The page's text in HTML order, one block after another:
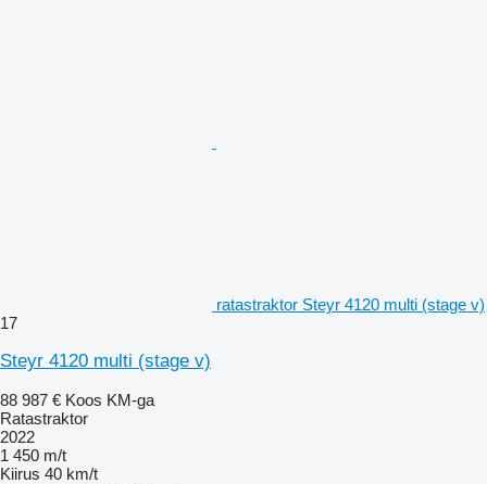
ratastraktor Steyr 4120 multi (stage v)
17
Steyr 4120 multi (stage v)
88 987 € Koos KM-ga
Ratastraktor
2022
1 450 m/t
Kiirus 40 km/t